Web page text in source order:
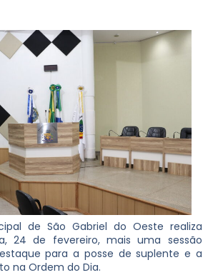
de São Gabriel do Oeste realiza
24 de fevereiro, mais uma sessão
para a posse de suplente e a
na Ordem do Dia.